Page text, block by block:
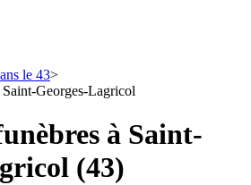
le 43
Saint-Georges-Lagricol
à Saint-
(43)